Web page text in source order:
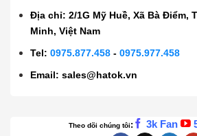
Địa chỉ: 2/1G Mỹ Huề, Xã Bà Điểm,
Minh, Việt Nam
Tel:0975.877.458 -0975.977.458
Email:sales@hatok.vn
Theo dõi chúng tôi: 3k Fan